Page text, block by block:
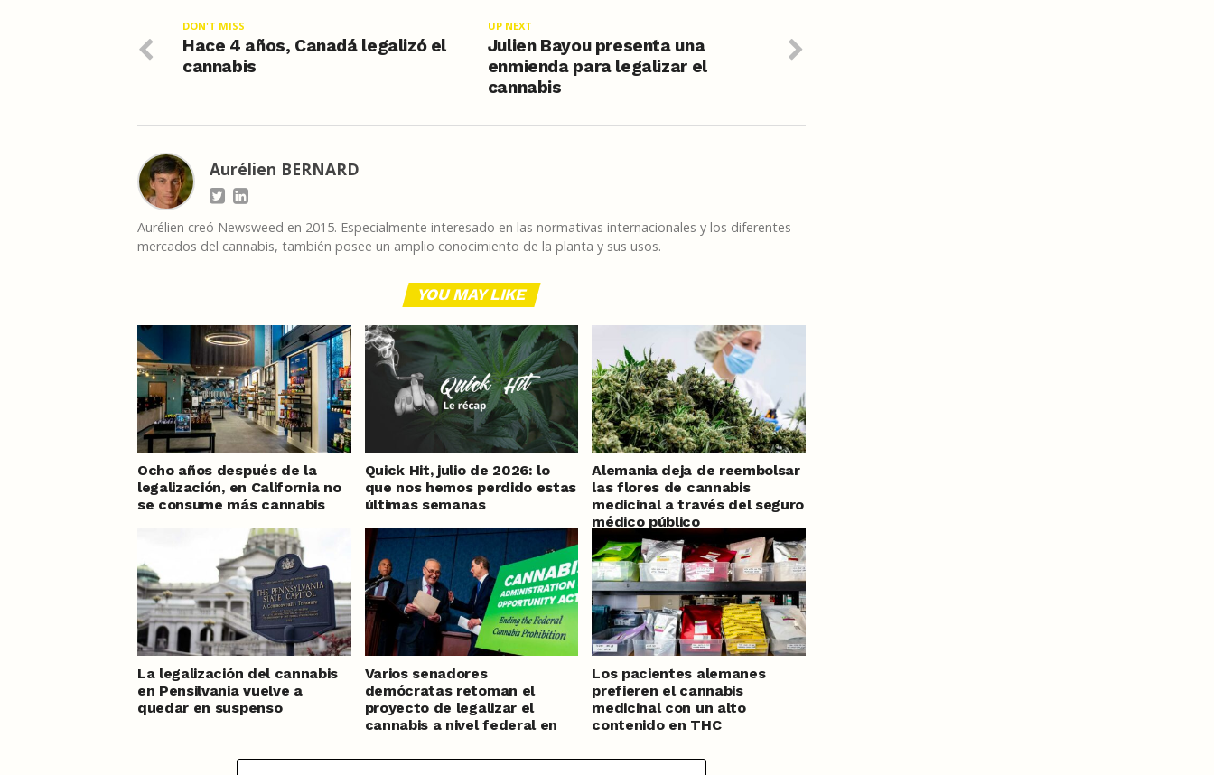
UP NEXT
Julien Bayou presenta una
enmienda para legalizar el
cannabis
DON'T MISS
Hace 4 años, Canadá legalizó el
cannabis
Aurélien BERNARD
Aurélien creó Newsweed en 2015. Especialmente interesado en las normativas internacionales y los diferentes
mercados del cannabis, también posee un amplio conocimiento de la planta y sus usos.
YOU MAY LIKE
Ocho años después de la
legalización, en California no
se consume más cannabis
Quick Hit, julio de 2026: lo
que nos hemos perdido estas
últimas semanas
Alemania deja de reembolsar
las flores de cannabis
medicinal a través del seguro
médico público
La legalización del cannabis
en Pensilvania vuelve a
quedar en suspenso
Varios senadores
demócratas retoman el
proyecto de legalizar el
cannabis a nivel federal en
Los pacientes alemanes
prefieren el cannabis
medicinal con un alto
contenido en THC